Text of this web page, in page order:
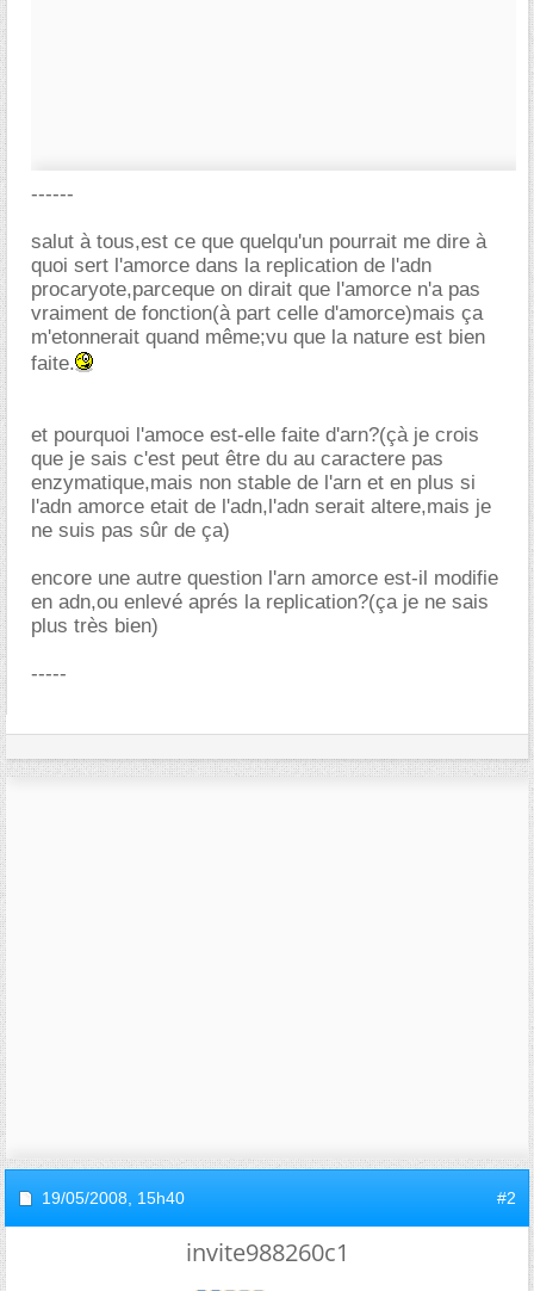
------
salut à tous,est ce que quelqu'un pourrait me dire à
quoi sert l'amorce dans la replication de l'adn
procaryote,parceque on dirait que l'amorce n'a pas
vraiment de fonction(à part celle d'amorce)mais ça
m'etonnerait quand même;vu que la nature est bien
faite.
et pourquoi l'amoce est-elle faite d'arn?(çà je crois
que je sais c'est peut être du au caractere pas
enzymatique,mais non stable de l'arn et en plus si
l'adn amorce etait de l'adn,l'adn serait altere,mais je
ne suis pas sûr de ça)
encore une autre question l'arn amorce est-il modifie
en adn,ou enlevé aprés la replication?(ça je ne sais
plus très bien)
-----
19/05/2008, 15h40 #2
invite988260c1